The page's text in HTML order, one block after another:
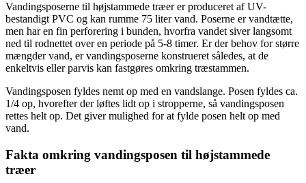
Vandingsposerne til højstammede træer er produceret af UV-
bestandigt PVC og kan rumme 75 liter vand. Poserne er vandtætte,
men har en fin perforering i bunden, hvorfra vandet siver langsomt
ned til rodnettet over en periode på 5-8 timer. Er der behov for større
mængder vand, er vandingsposerne konstrueret således, at de
enkeltvis eller parvis kan fastgøres omkring træstammen.
Vandingsposen fyldes nemt op med en vandslange. Posen fyldes ca.
1/4 op, hvorefter der løftes lidt op i stropperne, så vandingsposen
rettes helt op. Det giver mulighed for at fylde posen helt op med
vand.
Fakta omkring vandingsposen til højstammede
træer